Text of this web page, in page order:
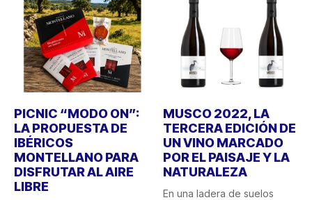
PICNIC “MODO ON”:
LA PROPUESTA DE
IBÉRICOS
MONTELLANO PARA
DISFRUTAR AL AIRE
LIBRE
MUSCO 2022, LA
TERCERA EDICIÓN DE
UN VINO MARCADO
POR EL PAISAJE Y LA
NATURALEZA
En una ladera de suelos